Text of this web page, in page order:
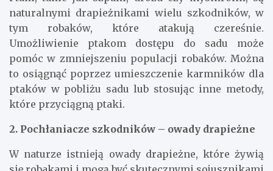
naturalnymi drapieżnikami wielu szkodników, w
tym robaków, które atakują czereśnie.
Umożliwienie ptakom dostępu do sadu może
pomóc w zmniejszeniu populacji robaków. Można
to osiągnąć poprzez umieszczenie karmników dla
ptaków w pobliżu sadu lub stosując inne metody,
które przyciągną ptaki.
2. Pochłaniacze szkodników – owady drapieżne
W naturze istnieją owady drapieżne, które żywią